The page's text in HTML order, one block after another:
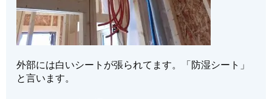
外部には白いシートが張られてます。「防湿シート」
と言います。